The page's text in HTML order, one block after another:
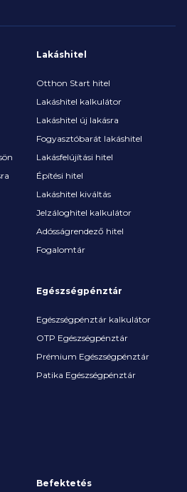
Lakáshitel
Otthon Start hitel
Lakáshitel kalkulátor
Lakáshitel új lakásra
Fogyasztóbarát lakáshitel
Lakásfelújítási hitel
Építési hitel
Lakáshitel kiváltás
Jelzáloghitel kalkulátor
Adósságrendező hitel
Fogalomtár
Egészségpénztár
Egészségpénztár kalkulátor
OTP Egészségpénztár
Prémium Egészségpénztár
Patika Egészségpénztár
Befektetés